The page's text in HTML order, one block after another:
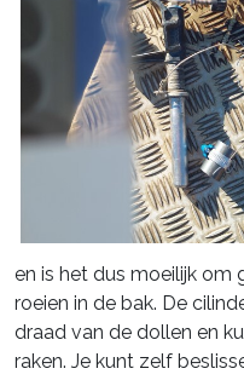
en is het dus moeilijk
roeien in de bak. De
draad van de dollen en
raken. Je kunt zelf